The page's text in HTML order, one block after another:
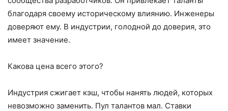
благодаря своему историческому влиянию. Инженеры
доверяют ему. В индустрии, голодной до доверия, это
имеет значение.
Какова цена всего этого?
Индустрия сжигает кэш, чтобы нанять людей, которых
невозможно заменить. Пул талантов мал. Ставки